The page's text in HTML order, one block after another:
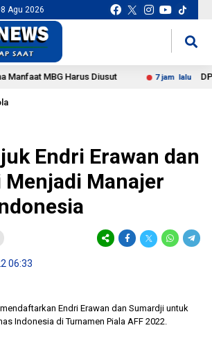
Agu 2026
MBG Harus Diusut 7 jam lalu DPR
Endri Erawan dan
Manajer
06:33
Endri Erawan dan Sumardji untuk
Indonesia di Turnamen Piala AFF 2022.